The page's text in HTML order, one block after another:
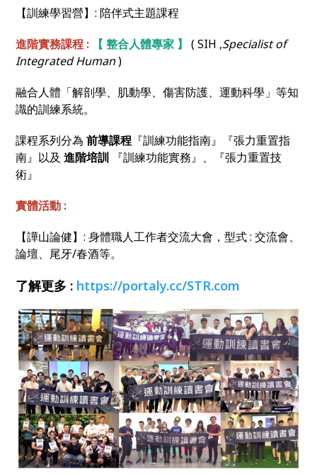
【訓練學習營】: 陪伴式主題課程
進階實務課程 :
【 整合人體專家 】( SIH ,Specialist of
Integrated Human)
融合人體「解剖學、肌動學、傷害防護、運動科學」等知
識的訓練系統。
課程系列分為前導課程 『訓練功能指南』『張力重置指
南』以及進階培訓 『訓練功能實務』、『張力重置技
術』
實體活動 :
【譁山論健】: 身體職人工作者交流大會，型式 : 交流會、
論壇、尾牙/春酒等。
了解更多 : https://portaly.cc/STR.com